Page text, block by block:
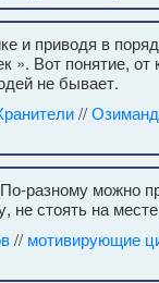
и приводя в
». Вот понятие, от
не бывает.
//
разному можно
не стоять на
// мотивирующие